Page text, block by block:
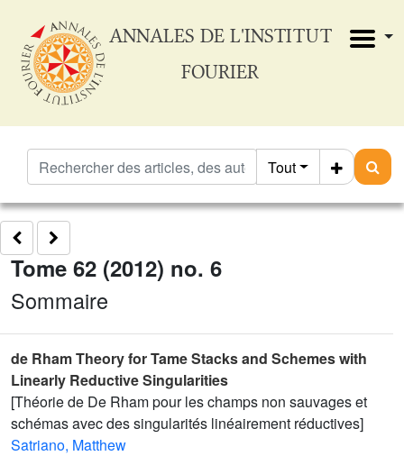
ANNALES DE L'INSTITUT
FOURIER
Tout
Tome 62 (2012) no. 6
Sommaire
de Rham Theory for Tame Stacks and Schemes with
Linearly Reductive Singularities
[Théorie de De Rham pour les champs non sauvages et
schémas avec des singularités linéairement réductives]
Satriano, Matthew